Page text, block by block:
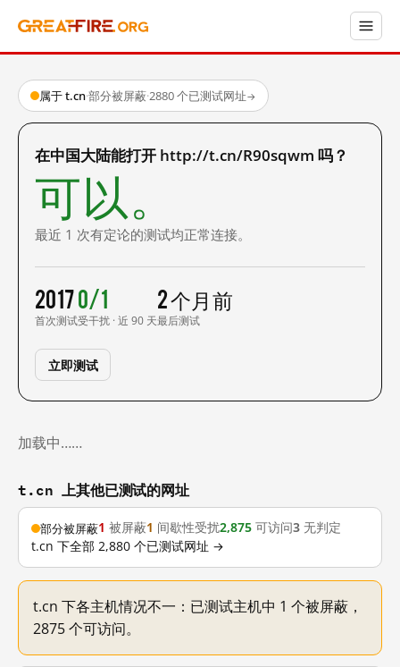
属于 t.cn·部分被屏蔽·2880 个已测试网址→
在中国大陆能打开 http://t.cn/R90sqwm 吗？
可以。
最近 1 次有定论的测试均正常连接。
2017
首次测试
0/1
受干扰 · 近 90 天
2 个月前
最后测试
立即测试
加载中……
t.cn 上其他已测试的网址
部分被屏蔽1 被屏蔽1 间歇性受扰2,875 可访问3 无判定
t.cn 下全部 2,880 个已测试网址 →
t.cn 下各主机情况不一：已测试主机中 1 个被屏蔽，
2875 个可访问。